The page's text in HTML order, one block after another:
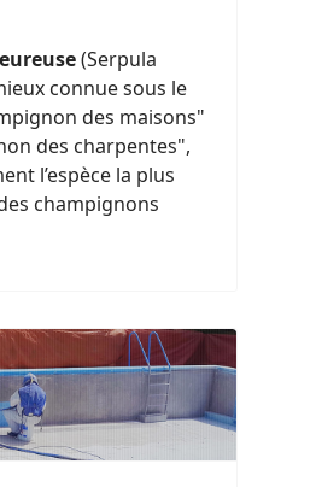
(Serpula
connue sous le
des maisons"
des charpentes",
l’espèce la plus
champignons